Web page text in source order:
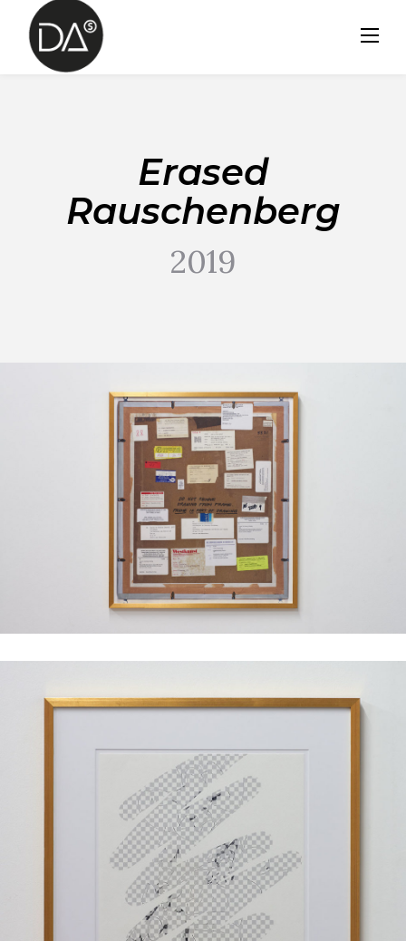
content
Erased
Rauschenberg
2019